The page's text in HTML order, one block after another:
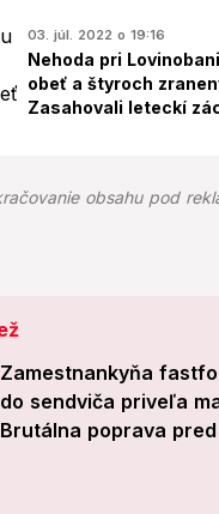
03. júl. 2022 o 19:16
Nehoda pri
obeť a štyroch
Zasahovali leteckí
obsahu pod
Zamestnankyňa
do sendviča priveľa
Brutálna poprava